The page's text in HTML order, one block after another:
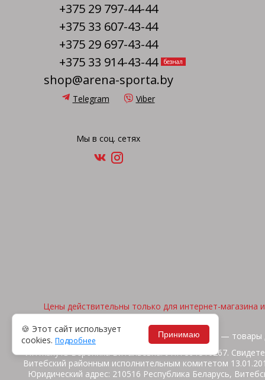
+375 29 797-44-44
+375 33 607-43-44
+375 29 697-43-44
+375 33 914-43-44
безнал
shop@arena-sporta.by
Telegram Viber
Мы в соц. сетях
Цены действительны только для интернет-магазина
2026, © "Арена спорта" — товары
ИП Жакуть Вероника Витальевна. УНП 391316267.
Витебский районным исполнительным комитетом
Юридический адрес: 210516 Республика Беларусь,
🍪 Этот сайт использует
cookies. Подробнее
Принимаю